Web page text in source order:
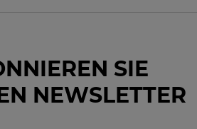
SIE
NEWSLETTER